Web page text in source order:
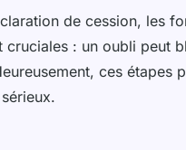
de cession, les
cruciales : un oubli peut
ces étapes